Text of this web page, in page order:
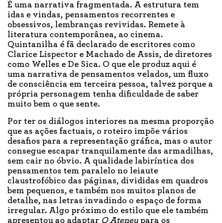
É uma narrativa fragmentada. A estrutura tem
idas e vindas, pensamentos recorrentes e
obsessivos, lembranças revividas. Remete à
literatura contemporânea, ao cinema.
Quintanilha é fã declarado de escritores como
Clarice Lispector e Machado de Assis, de diretores
como Welles e De Sica. O que ele produz aqui é
uma narrativa de pensamentos velados, um fluxo
de consciência em terceira pessoa, talvez porque a
própria personagem tenha dificuldade de saber
muito bem o que sente.
Por ter os diálogos interiores na mesma proporção
que as ações factuais, o roteiro impõe vários
desafios para a representação gráfica, mas o autor
consegue escapar tranquilamente das armadilhas,
sem cair no óbvio. A qualidade labiríntica dos
pensamentos tem paralelo no leiaute
claustrofóbico das páginas, divididas em quadros
bem pequenos, e também nos muitos planos de
detalhe, nas letras invadindo o espaço de forma
irregular. Algo próximo do estilo que ele também
apresentou ao adaptar O Ateneupara os